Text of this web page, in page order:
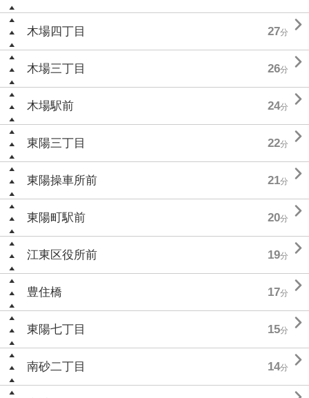
木場四丁目 27分 
木場三丁目 26分 
木場駅前 24分 
東陽三丁目 22分 
東陽操車所前 21分 
東陽町駅前 20分 
江東区役所前 19分 
豊住橋 17分 
東陽七丁目 15分 
南砂二丁目 14分 